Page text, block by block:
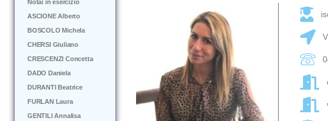
Notai in esercizio
ASCIONE Alberto
BOSCOLO Michela
CHERSI Giuliano
CRESCENZI Concetta
DADO Daniela
DURANTI Beatrice
FURLAN Laura
GENTILI Annalisa